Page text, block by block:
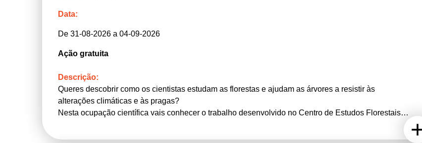
Data:
De 31-08-2026 a 04-09-2026
Ação gratuita
Descrição:
Queres descobrir como os cientistas estudam as florestas e ajudam as árvores a resistir às
alterações climáticas e às pragas?
Nesta ocupação científica vais conhecer o trabalho desenvolvido no Centro de Estudos Florestais